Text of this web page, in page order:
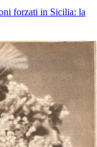
forzati in Sicilia: la